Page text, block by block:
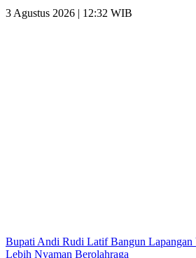
3 Agustus 2026 | 12:32 WIB
Bupati Andi Rudi Latif Bangun Lapangan
Lebih Nyaman Berolahraga